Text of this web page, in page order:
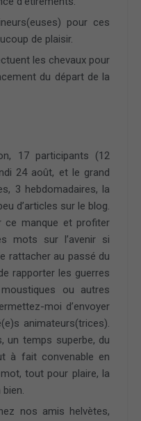
pour ces
de plaisir.
les chevaux pour
du départ de la
17 participants (12
24 août, et le grand
3 hebdomadaires, la
d’articles sur le blog.
ce manque et profiter
mots sur l’avenir si
rattacher au passé du
rapporter les guerres
ou autres
moi d’envoyer
animateurs(trices).
un temps superbe, du
à fait convenable en
tout pour plaire, la
nos amis helvètes,